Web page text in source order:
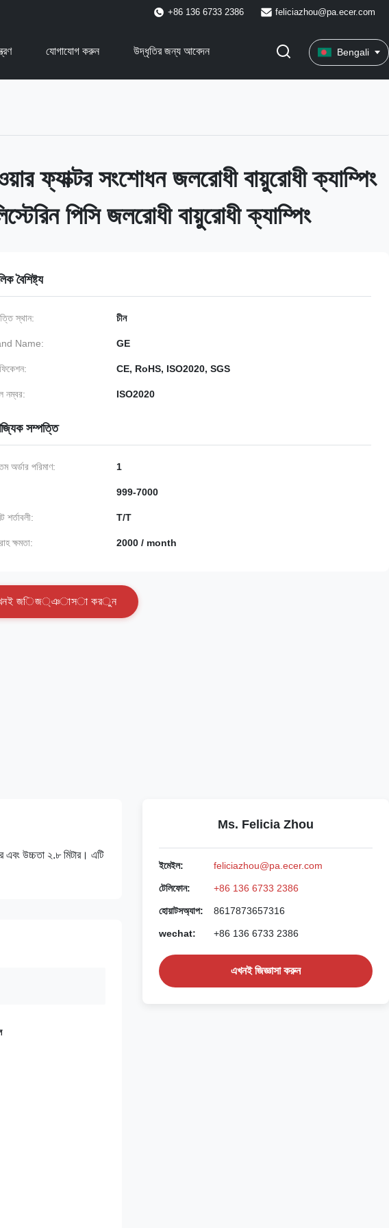
+86 136 6733 2386 feliciazhou@pa.ecer.com
যোগাযোগ করুন উদ্ধৃতির জন্য আবেদন Bengali
ফ্যাক্টর সংশোধন জলরোধী বায়ুরোধী ক্যাম্পিং
পিসি জলরোধী বায়ুরোধী ক্যাম্পিং
বৈশিষ্ট্য
স্থান: চীন
Name: GE
CE, RoHS, ISO2020, SGS
নম্বর: ISO2020
সম্পত্তি
অর্ডার পরিমাণ: 1
999-7000
শর্তাবলী: T/T
ক্ষমতা: 2000 / month
নই জিজ্ঞাসা করুন
এবং উচ্চতা ২.৮ মিটার। এটি
Ms. Felicia Zhou
ইমেইল: feliciazhou@pa.ecer.com
টেলিফোন: +86 136 6733 2386
হোয়াটসঅ্যাপ: 8617873657316
wechat: +86 136 6733 2386
এখনই জিজ্ঞাসা করুন